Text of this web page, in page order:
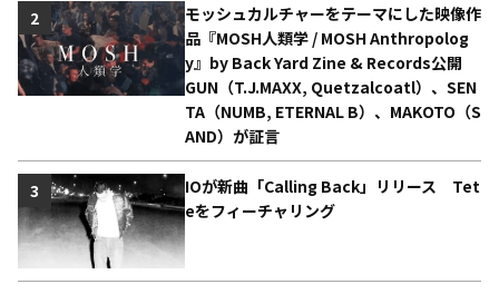
モッシュカルチャーをテーマにした映像作
品『MOSH人類学 / MOSH Anthropolog
y』by Back Yard Zine & Records公開
GUN（T.J.MAXX, Quetzalcoatl）、SEN
TA（NUMB, ETERNAL B）、MAKOTO（S
AND）が証言
2
IOが新曲「Calling Back」リリース Tet
eをフィーチャリング
3